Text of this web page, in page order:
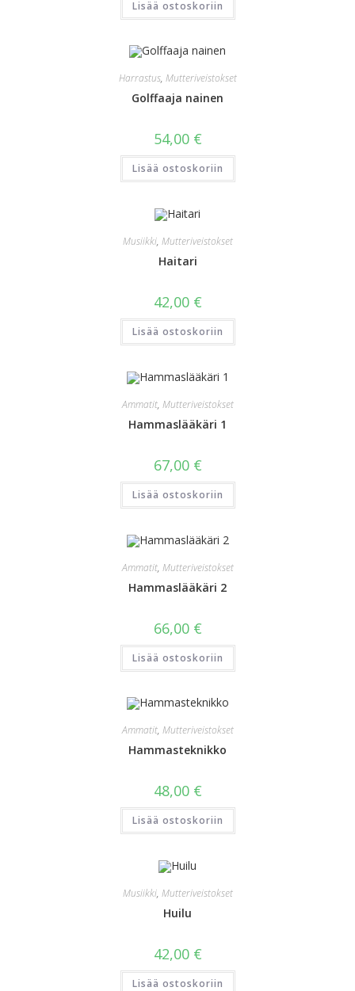
Lisää ostoskoriin
Harrastus, Mutteriveistokset
Golffaaja nainen
54,00 €
Lisää ostoskoriin
Musiikki, Mutteriveistokset
Haitari
42,00 €
Lisää ostoskoriin
Ammatit, Mutteriveistokset
Hammaslääkäri 1
67,00 €
Lisää ostoskoriin
Ammatit, Mutteriveistokset
Hammaslääkäri 2
66,00 €
Lisää ostoskoriin
Ammatit, Mutteriveistokset
Hammasteknikko
48,00 €
Lisää ostoskoriin
Musiikki, Mutteriveistokset
Huilu
42,00 €
Lisää ostoskoriin